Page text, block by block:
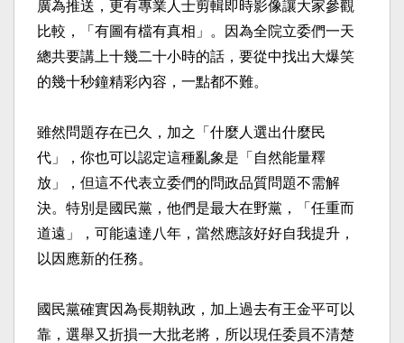
廣為推送，更有專業人士剪輯即時影像讓大家參觀
比較，「有圖有檔有真相」。因為全院立委們一天
總共要講上十幾二十小時的話，要從中找出大爆笑
的幾十秒鐘精彩內容，一點都不難。
雖然問題存在已久，加之「什麼人選出什麼民
代」，你也可以認定這種亂象是「自然能量釋
放」，但這不代表立委們的問政品質問題不需解
決。特別是國民黨，他們是最大在野黨，「任重而
道遠」，可能遠達八年，當然應該好好自我提升，
以因應新的任務。
國民黨確實因為長期執政，加上過去有王金平可以
靠，選舉又折損一大批老將，所以現任委員不清楚